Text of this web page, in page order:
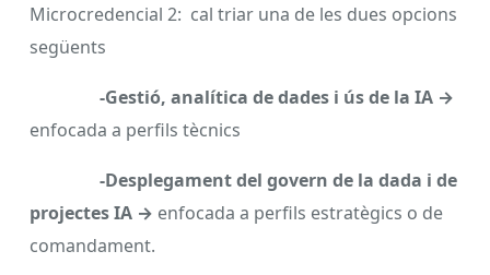
Microcredencial 2: cal triar una de les dues opcions
següents
-Gestió, analítica de dades i ús de la IA →
enfocada a perfils tècnics
-Desplegament del govern de la dada i de
projectes IA → enfocada a perfils estratègics o de
comandament.